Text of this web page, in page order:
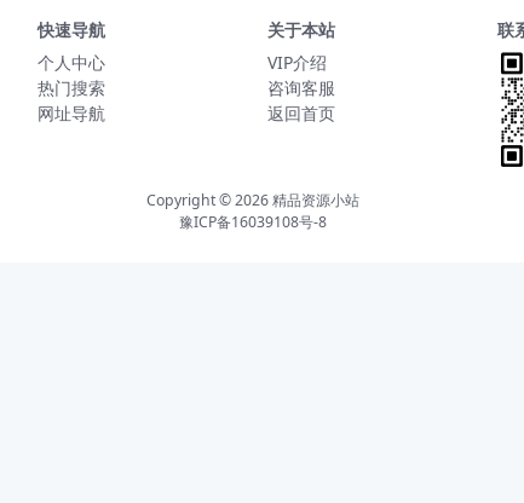
快速导航
个人中心
热门搜索
网址导航
关于本站
VIP介绍
咨询客服
返回首页
联
Copyright © 2026精品资源小站
豫ICP备16039108号-8